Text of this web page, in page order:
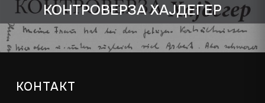
КОНТРОВЕРЗА ХАЈДЕГЕР
КОНТАКТ